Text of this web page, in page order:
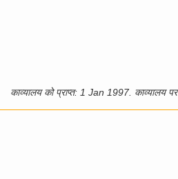
काव्यालय को प्राप्त: 1 Jan 1997. काव्यालय